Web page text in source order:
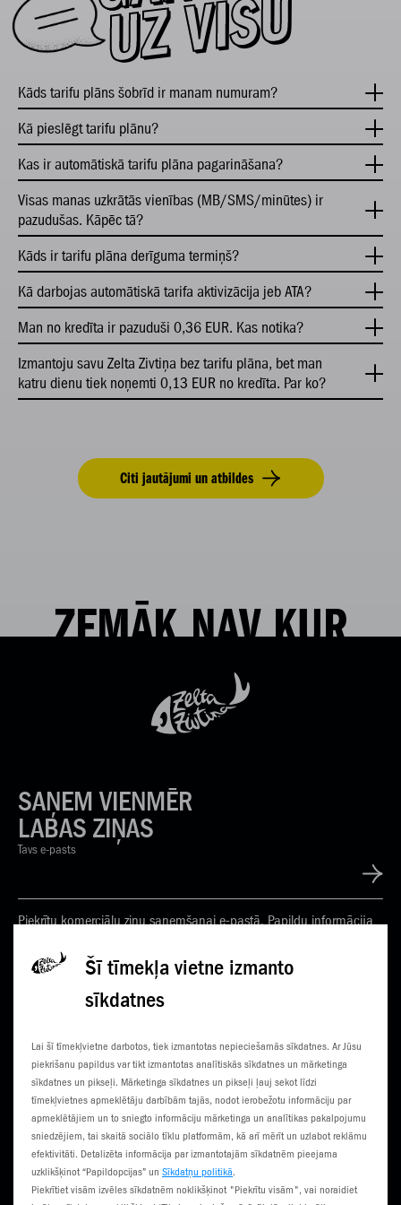
Šī tīmekļa vietne izmanto
sīkdatnes
Lai šī tīmekļvietne darbotos, tiek izmantotas nepieciešamās sīkdatnes. Ar Jūsu
piekrišanu papildus var tikt izmantotas analītiskās sīkdatnes un mārketinga
sīkdatnes un pikseļi. Mārketinga sīkdatnes un pikseļi ļauj sekot līdzi
tīmekļvietnes apmeklētāju darbībām tajās, nodot ierobežotu informāciju par
apmeklētājiem un to sniegto informāciju mārketinga un analītikas pakalpojumu
sniedzējiem, tai skaitā sociālo tīklu platformām, kā arī mērīt un uzlabot reklāmu
efektivitāti. Detalizēta informācija par izmantotajām sīkdatnēm pieejama
uzklikšķinot “Papildopcijas” un Sīkdatņu politikā.
Piekrītiet visām izvēles sīkdatnēm noklikšķinot "Piekrītu visām", vai noraidiet
U
Kāds tarifu plāns šobrīd ir manam numuram?
Kā pieslēgt tarifu plānu?
Kas ir automātiskā tarifu plāna pagarināšana?
Visas manas uzkrātās vienības (MB/SMS/minūtes) ir
pazudušas. Kāpēc tā?
Kāds ir tarifu plāna derīguma termiņš?
Kā darbojas automātiskā tarifa aktivizācija jeb ATA?
Man no kredīta ir pazuduši 0,36 EUR. Kas notika?
Izmantoju savu Zelta Zivtiņa bez tarifu plāna, bet man
katru dienu tiek noņemti 0,13 EUR no kredīta. Par ko?
Citi jautājumi un atbildes
ZEMĀK NAV KUR
SAŅEM VIENMĒR
LABAS ZIŅAS
Tavs e-pasts
Piekrītu komerciālu ziņu saņemšanai e-pastā. Papildu informācija
KLIENTU CENTRI
SŪTI SMS
ČEMPIONĀTS
3G NORIETS
TŪRISTIEM